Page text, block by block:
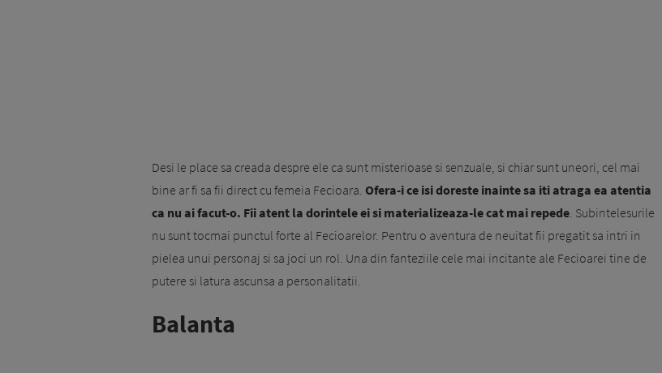
Desi le place sa creada despre ele ca sunt misterioase si senzuale, si chiar sunt uneori, cel mai
bine ar fi sa fii direct cu femeia Fecioara. Ofera-i ce isi doreste inainte sa iti atraga ea atentia
ca nu ai facut-o. Fii atent la dorintele ei si materializeaza-le cat mai repede. Subintelesurile
nu sunt tocmai punctul forte al Fecioarelor. Pentru o aventura de neuitat fii pregatit sa intri in
pielea unui personaj si sa joci un rol. Una din fanteziile cele mai incitante ale Fecioarei tine de
putere si latura ascunsa a personalitatii.
Balanta